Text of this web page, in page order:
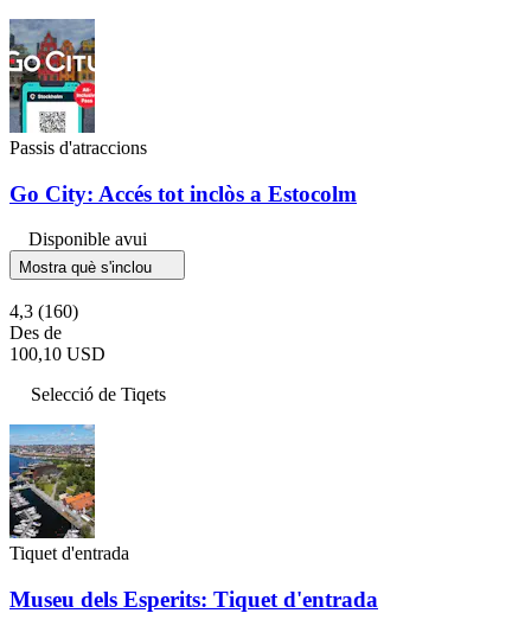
Passis d'atraccions
Go City: Accés tot inclòs a Estocolm
Disponible avui
Mostra què s'inclou
4,3 (160)
Des de
100,10 USD
Selecció de Tiqets
Tiquet d'entrada
Museu dels Esperits: Tiquet d'entrada